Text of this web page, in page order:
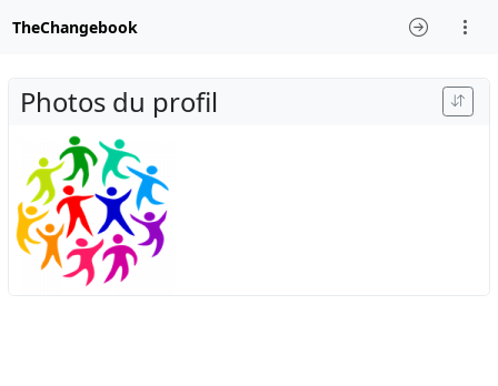
TheChangebook
Photos du profil